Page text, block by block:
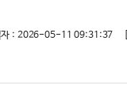
자 : 2026-05-11 09:31:37